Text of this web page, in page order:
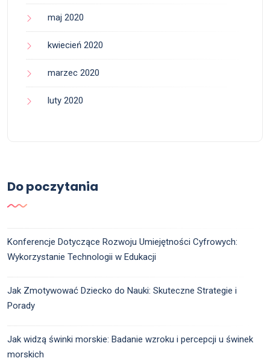
maj 2020
kwiecień 2020
marzec 2020
luty 2020
Do poczytania
Konferencje Dotyczące Rozwoju Umiejętności Cyfrowych:
Wykorzystanie Technologii w Edukacji
Jak Zmotywować Dziecko do Nauki: Skuteczne Strategie i
Porady
Jak widzą świnki morskie: Badanie wzroku i percepcji u świnek
morskich